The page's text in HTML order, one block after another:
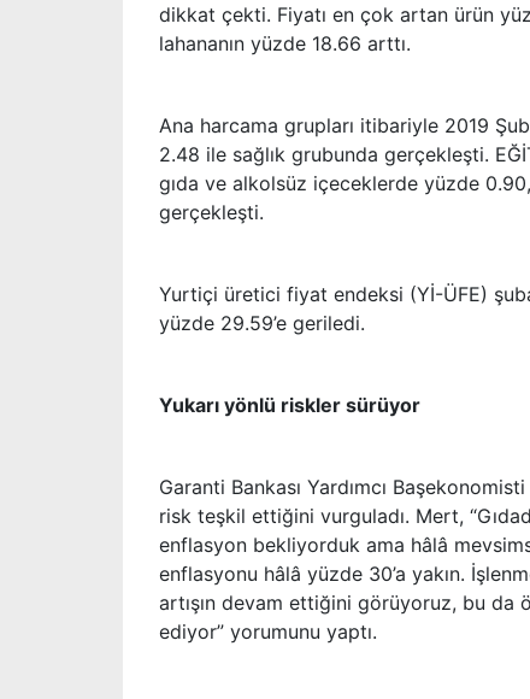
dikkat çekti. Fiyatı en çok artan ürün
lahananın yüzde 18.66 arttı.
Ana harcama grupları itibariyle 2019
2.48 ile sağlık grubunda gerçekleşti.
gıda ve alkolsüz içeceklerde yüzde
gerçekleşti.
Yurtiçi üretici fiyat endeksi (Yİ-ÜFE)
yüzde 29.59’e geriledi.
Yukarı yönlü riskler sürüyor
Garanti Bankası Yardımcı
risk teşkil ettiğini vurguladı. Mert,
enflasyon bekliyorduk ama hâlâ
enflasyonu hâlâ yüzde 30’a yakın.
artışın devam ettiğini görüyoruz, bu
ediyor” yorumunu yaptı.